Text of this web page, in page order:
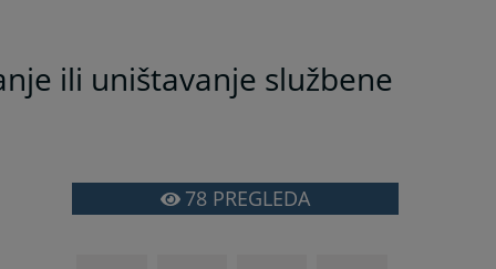
ili uništavanje službene
78PREGLEDA